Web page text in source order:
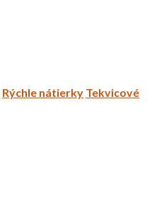
Rýchle nátierky Tekvicové